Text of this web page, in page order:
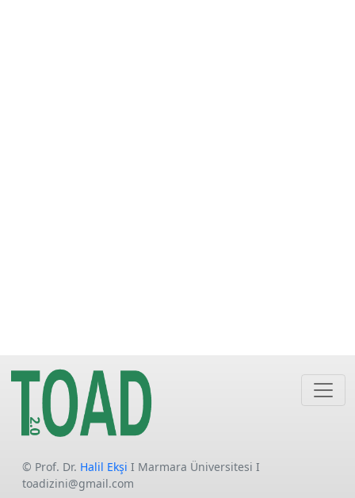
© Prof. Dr. Halil Ekşi I Marmara Üniversitesi I
toadizini@gmail.com